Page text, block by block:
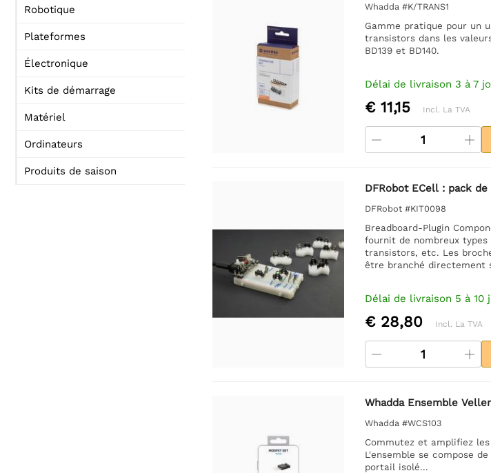
Robotique
Plateformes
Électronique
Kits de démarrage
Matériel
Ordinateurs
Produits de saison
Whadda #K/TRANS1
Gamme pratique pour un
transistors dans les
BD139 et BD140.
Délai de livraison 3 à 7
€ 11,15 Incl. La TVA
DFRobot ECell : pack
DFRobot #KIT0098
Breadboard-Plugin
fournit de nombreux types
transistors, etc. Les
être branché directement
Délai de livraison 5 à 10
€ 28,80 Incl. La TVA
Whadda Ensemble
Whadda #WCS103
Commutez et amplifiez
L'ensemble se compose de
portail isolé...